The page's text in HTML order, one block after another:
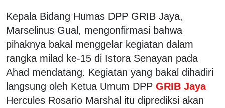
Kepala Bidang Humas DPP GRIB Jaya,
Marselinus Gual, mengonfirmasi bahwa
pihaknya bakal menggelar kegiatan dalam
rangka milad ke-15 di Istora Senayan pada
Ahad mendatang. Kegiatan yang bakal dihadiri
langsung oleh Ketua Umum DPP GRIB Jaya
Hercules Rosario Marshal itu diprediksi akan